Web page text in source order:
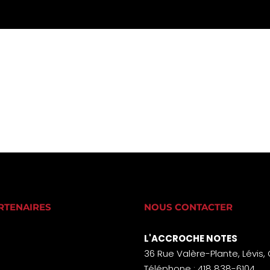
NOUS CONTACTER
L'ACCROCHE NOTES
36 Rue Valère-Plante, Lévis,